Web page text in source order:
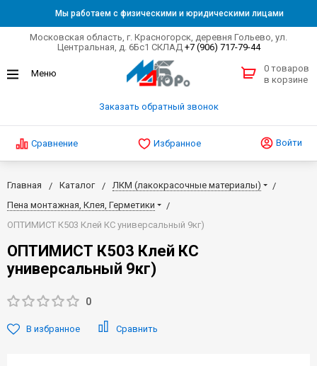
Мы работаем с физическими и юридическими лицами
Московская область, г. Красногорск, деревня Гольево, ул.
Центральная, д. 6Бс1 СКЛАД +7 (906) 717-79-44
Заказать обратный звонок
0 товаров
в корзине
Сравнение Избранное Войти
Главная Каталог
ЛКМ (лакокрасочные материалы)
Пена монтажная, Клея, Герметики
ОПТИМИСТ К503 Клей КС универсальный 9кг)
ОПТИМИСТ К503 Клей КС
универсальный 9кг)
0
В избранное Сравнить